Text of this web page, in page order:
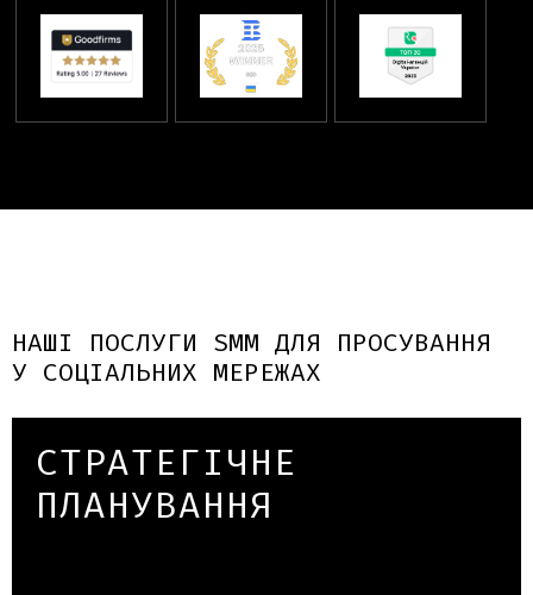
НАШІ ПОСЛУГИ SMM ДЛЯ ПРОСУВАННЯ
У СОЦІАЛЬНИХ МЕРЕЖАХ
СТРАТЕГІЧНЕ
ПЛАНУВАННЯ